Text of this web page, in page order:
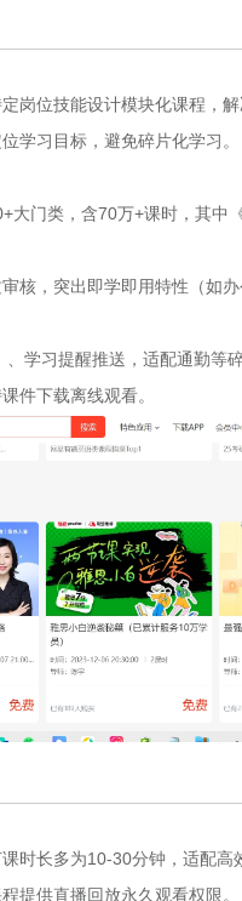
岗位技能设计模块化课程，解
学习目标，避免碎片化学习。
门类，含70万+课时，其中
核，突出即学即用特性（如办
学习提醒推送，适配通勤等碎
件下载离线观看。
时长多为10-30分钟，适配高
提供直播回放永久观看权限。